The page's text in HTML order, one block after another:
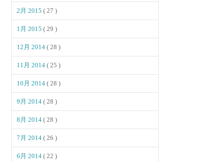
2月 2015( 27 )
1月 2015( 29 )
12月 2014( 28 )
11月 2014( 25 )
10月 2014( 28 )
9月 2014( 28 )
8月 2014( 28 )
7月 2014( 26 )
6月 2014( 22 )